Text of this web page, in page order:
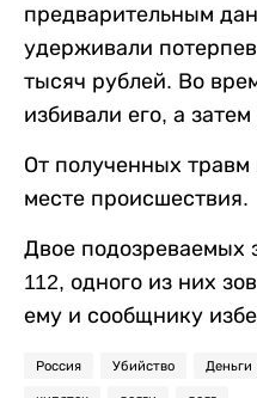
предварительным
удерживали
тысяч рублей. Во
избивали его, а
От полученных
месте происшествия.
Двое
112, одного из них
ему и сообщнику
Россия Убийство Деньги